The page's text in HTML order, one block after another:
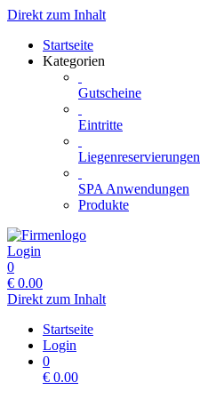
Direkt zum Inhalt
Startseite
Kategorien
Gutscheine
Eintritte
Liegenreservierungen
SPA Anwendungen
Produkte
Login
0
€ 0.00
Direkt zum Inhalt
Startseite
Login
0
€ 0.00